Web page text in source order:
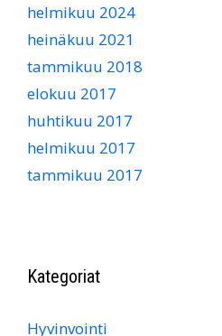
helmikuu 2024
heinäkuu 2021
tammikuu 2018
elokuu 2017
huhtikuu 2017
helmikuu 2017
tammikuu 2017
Kategoriat
Hyvinvointi